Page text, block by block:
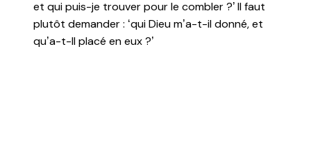
et qui puis-je trouver pour le combler ?’ Il faut
plutôt demander : ‘qui Dieu m’a-t-il donné, et
qu’a-t-Il placé en eux ?’